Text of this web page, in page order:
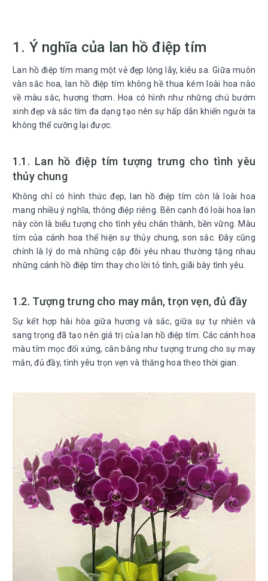
1. Ý nghĩa của lan hồ điệp tím
Lan hồ điệp tím mang một vẻ đẹp lộng lẫy, kiêu sa. Giữa muôn
vàn sắc hoa, lan hồ điệp tím không hề thua kém loài hoa nào
về màu sắc, hương thơm. Hoa có hình như những chú bướm
xinh đẹp và sắc tím đa dạng tạo nên sự hấp dẫn khiến người ta
không thể cưỡng lại được.
1.1. Lan hồ điệp tím tượng trưng cho tình yêu
thủy chung
Không chỉ có hình thức đẹp, lan hồ điệp tím còn là loài hoa
mang nhiều ý nghĩa, thông điệp riêng. Bên cạnh đó loài hoa lan
này còn là biểu tượng cho tình yêu chân thành, bền vững. Màu
tím của cánh hoa thể hiện sự thủy chung, son sắc. Đây cũng
chính là lý do mà những cặp đôi yêu nhau thường tặng nhau
những cánh hồ điệp tím thay cho lời tỏ tình, giãi bày tình yêu.
1.2. Tượng trưng cho may mắn, trọn vẹn, đủ đầy
Sự kết hợp hài hòa giữa hương và sắc, giữa sự tự nhiên và
sang trọng đã tạo nên giá trị của lan hồ điệp tím. Các cánh hoa
màu tím mọc đối xứng, cân bằng như tượng trưng cho sự may
mắn, đủ đầy, tình yêu trọn vẹn và thăng hoa theo thời gian.